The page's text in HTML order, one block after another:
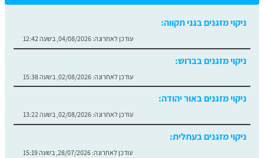
ניקוי מזגנים בגני תקווה:
עודכן לאחרונה: 04/08/2026, בשעה 12:42
ניקוי מזגנים בברוש:
עודכן לאחרונה: 02/08/2026, בשעה 15:38
ניקוי מזגנים באור יהודה:
עודכן לאחרונה: 02/08/2026, בשעה 13:22
ניקוי מזגנים בעתלית:
עודכן לאחרונה: 28/07/2026, בשעה 15:19